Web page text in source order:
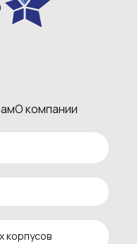
О компании
корпусов